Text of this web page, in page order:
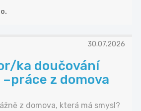
30.07.2026
ka doučování
z domova
z domova, která má smysl?